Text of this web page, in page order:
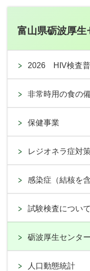
富山県砺波厚生
2026 HIV検査普
非常時用の食の
保健事業
レジオネラ症対
感染症（結核を含
試験検査について
砺波厚生センタ
人口動態統計